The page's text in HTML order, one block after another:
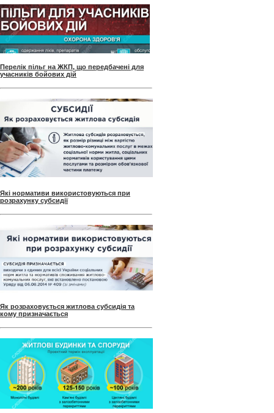
Перелік пільг на ЖКП, що передбачені для
учасників бойових дій
Які нормативи використовуються при
розрахунку субсидії
Як розраховується житлова субсидія та
кому призначається